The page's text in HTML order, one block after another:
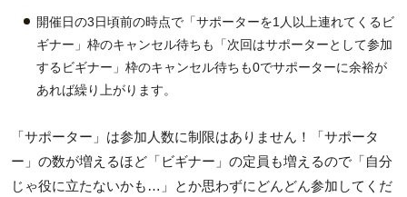
開催日の3日頃前の時点で「サポーターを1人以上連れてくるビ
ギナー」枠のキャンセル待ちも「次回はサポーターとして参加
するビギナー」枠のキャンセル待ちも0でサポーターに余裕が
あれば繰り上がります。
「サポーター」は参加人数に制限はありません！「サポータ
ー」の数が増えるほど「ビギナー」の定員も増えるので「自分
じゃ役に立たないかも…」とか思わずにどんどん参加してくだ